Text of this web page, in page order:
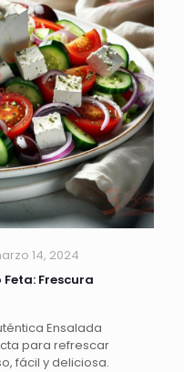
14, 2024
Frescura
Ensalada
para refrescar
fácil y deliciosa.